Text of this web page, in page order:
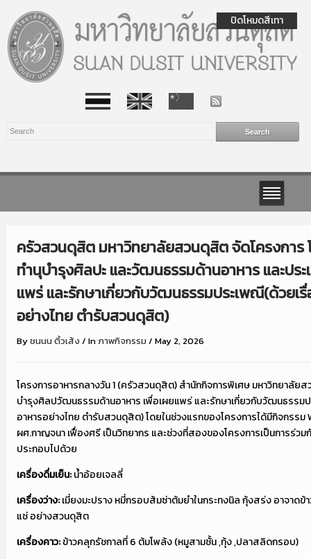
ครัวสวนดุสิต มหาวิทยาลัยสวนดุสิต จัดโครงการ
ทำนุบำรุงศิลปะ และวัฒนธรรมด้านอาหาร และปร
แพร่ และรักษาเกี่ยวกับวัฒนธรรมประเพณี(ด้วยเรื่
อย่างไทย ตำรับสวนดุสิต)
Byชนนน ติ้วเส้ง / Inภาพกิจกรรม / May 2, 2026
โครงการอาหารกลางวัน 1 (ครัวสวนดุสิต) สำนักกิจการพิเศษ มหาวิทยาลัย
บำรุงศิลปวัฒนธรรมด้านอาหาร เพื่อเผยแพร่ และรักษาเกี่ยวกับวัฒนธรรม
อาหารอย่างไทย ตำรับสวนดุสิต) โดยในช่วงแรกของโครงการได้มีกิจกรรม
ผศ.กาญจนา เฟื่องศรี เป็นวิทยากร และช่วงที่สองของโครงการเป็นการร่ว
ประกอบไปด้วย
เครื่องดื่มเย็น:น้ำอ้อยเจลลี่
เครื่องว่าง:เมี่ยงมะปราง หมี่กรอบส้มซ่าต้มยำในกระทงนิล กุ้งสร่ง อาจาดข้
แช่ อย่างสวนดุสิต
เครื่องคาว:ข้าวคลุกรัชกาลที่ 6 ต้มโพล้ง (หมูสามชั้น ,กุ้ง ,ปลาสลิดกรอบ)
ปิดโหมดสีเทา